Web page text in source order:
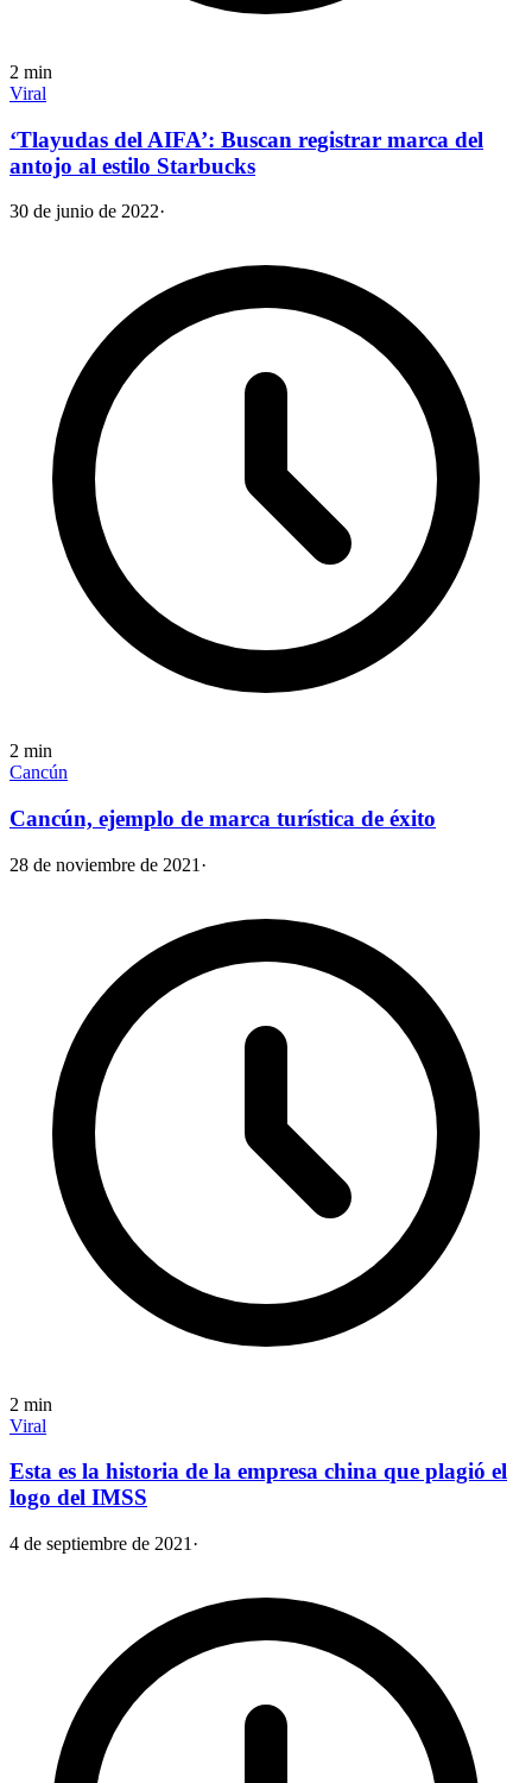
2 min
Viral
‘Tlayudas del AIFA’: Buscan registrar marca del
antojo al estilo Starbucks
30 de junio de 2022·
2 min
Cancún
Cancún, ejemplo de marca turística de éxito
28 de noviembre de 2021 ·
2 min
Viral
Esta es la historia de la empresa china que plagió el
logo del IMSS
4 de septiembre de 2021 ·